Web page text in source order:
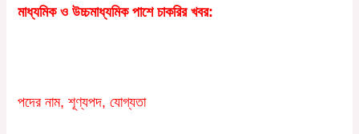
মাধ্যমিক ও উচ্চমাধ্যমিক পাশে চাকরির খবর:
পদের নাম, শূণ্যপদ, যোগ্যতা